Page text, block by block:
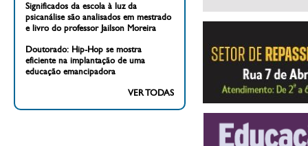
Significados da escola à luz da
psicanálise são analisados em mestrado
e livro do professor Jailson Moreira
Doutorado: Hip-Hop se mostra
eficiente na implantação de uma
educação emancipadora
VER TODAS